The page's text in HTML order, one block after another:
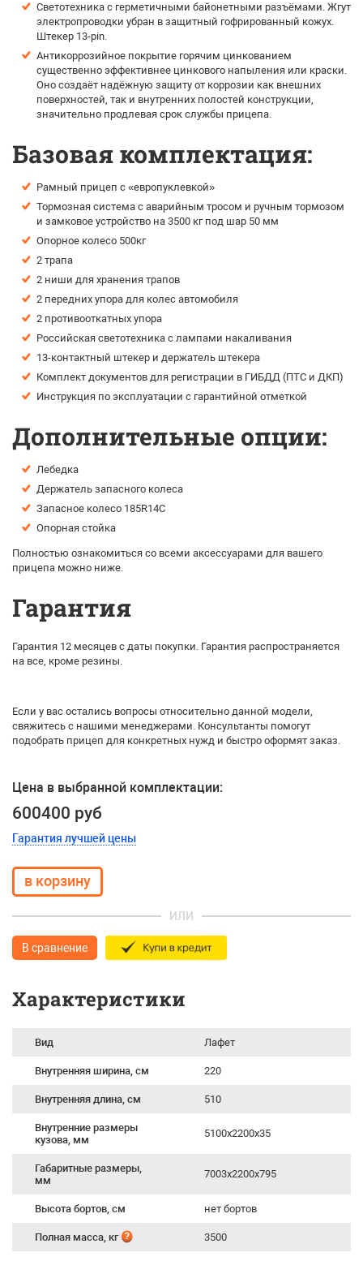
Светотехника с герметичными байонетными разъёмами. Жгут
электропроводки убран в защитный гофрированный кожух.
Штекер 13-pin.
Антикоррозийное покрытие горячим цинкованием
существенно эффективнее цинкового напыления или краски.
Оно создаёт надёжную защиту от коррозии как внешних
поверхностей, так и внутренних полостей конструкции,
значительно продлевая срок службы прицепа.
Базовая комплектация:
Рамный прицеп с «европуклевкой»
Тормозная система с аварийным тросом и ручным тормозом
и замковое устройство на 3500 кг под шар 50 мм
Опорное колесо 500кг
2 трапа
2 ниши для хранения трапов
2 передних упора для колес автомобиля
2 противооткатных упора
Российская светотехника с лампами накаливания
13-контактный штекер и держатель штекера
Комплект документов для регистрации в ГИБДД (ПТС и ДКП)
Инструкция по эксплуатации с гарантийной отметкой
Дополнительные опции:
Лебедка
Держатель запасного колеса
Запасное колесо 185R14С
Опорная стойка
Полностью ознакомиться со всеми аксессуарами для вашего
прицепа можно ниже.
Гарантия
Гарантия 12 месяцев с даты покупки. Гарантия распространяется
на все, кроме резины.
Если у вас остались вопросы относительно данной модели,
свяжитесь с нашими менеджерами. Консультанты помогут
подобрать прицеп для конкретных нужд и быстро оформят заказ.
Цена в выбранной комплектации:
600400 руб
Гарантия лучшей цены
ИЛИ
В сравнение
Характеристики
Вид Лафет
Внутренняя ширина, см 220
Внутренняя длина, см 510
Внутренние размеры
кузова, мм
5100х2200х35
Габаритные размеры,
мм
7003х2200х795
Высота бортов, см нет бортов
Полная масса, кг 3500